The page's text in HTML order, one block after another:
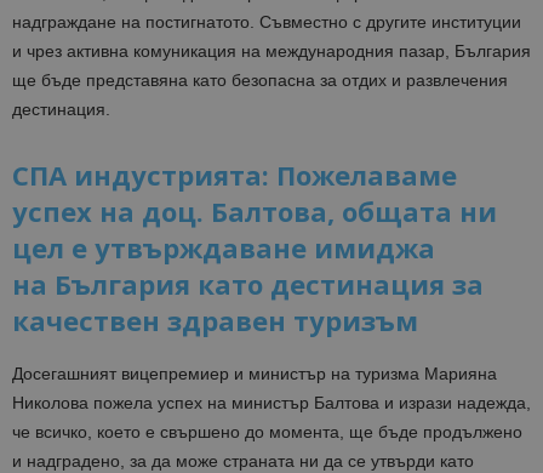
надграждане на постигнатото. Съвместно с другите институции
и чрез активна комуникация на международния пазар, България
ще бъде представяна като безопасна за отдих и развлечения
дестинация.
СПА индустрията: Пожелаваме
успех на доц. Балтова, общата ни
цел е утвърждаване имиджа
на България като дестинация за
качествен здравен туризъм
Досегашният вицепремиер и министър на туризма Марияна
Николова пожела успех на министър Балтова и изрази надежда,
че всичко, което е свършено до момента, ще бъде продължено
и надградено, за да може страната ни да се утвърди като